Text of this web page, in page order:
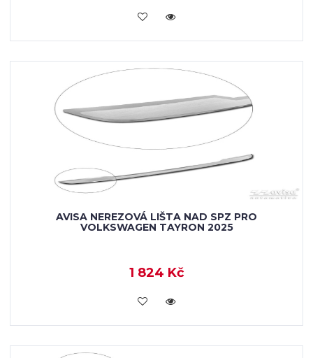
VLOŽIT DO KOŠÍKU
AVISA NEREZOVÁ LIŠTA NAD SPZ PRO
VOLKSWAGEN TAYRON 2025
1 824 Kč
VLOŽIT DO KOŠÍKU